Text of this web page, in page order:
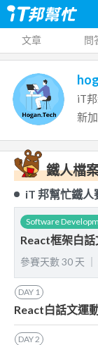
文章 問
iT
新
鐵人檔
iT 邦幫忙鐵人
Software
React框架白話
參賽天數30 天
DAY 1
React白話文運
DAY2